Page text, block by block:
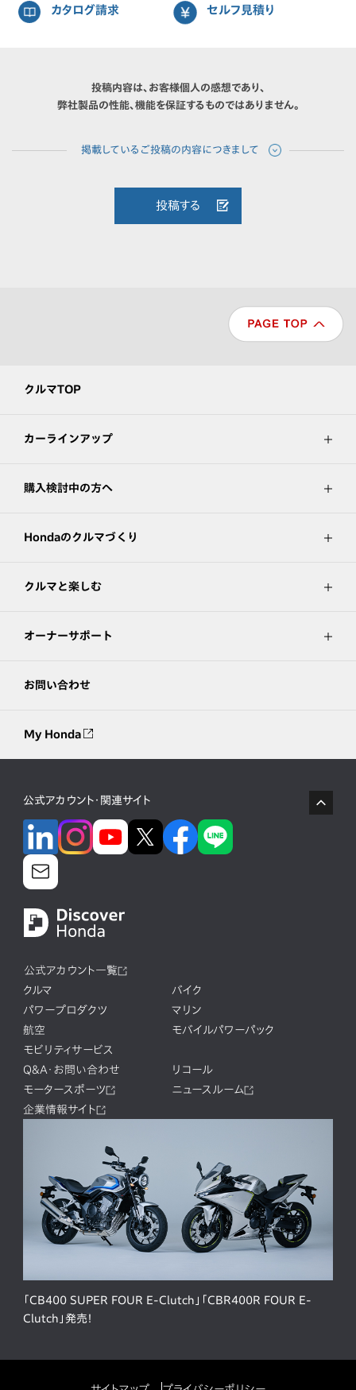
カタログ請求 セルフ見積り
投稿内容は、お客様個人の感想であり、
弊社製品の性能、機能を保証するものではありません。
投稿する
クルマTOP
カーラインアップ
購入検討中の方へ
Hondaのクルマづくり
クルマと楽しむ
オーナーサポート
お問い合わせ
My Honda
公式アカウント・関連サイト
公式アカウント一覧
クルマ
バイク
パワープロダクツ
マリン
航空
モバイルパワーパック
モビリティサービス
Q&A・お問い合わせ
リコール
モータースポーツ
ニュースルーム
企業情報サイト
「CB400 SUPER FOUR E-Clutch」「CBR400R FOUR E-
Clutch」発売！